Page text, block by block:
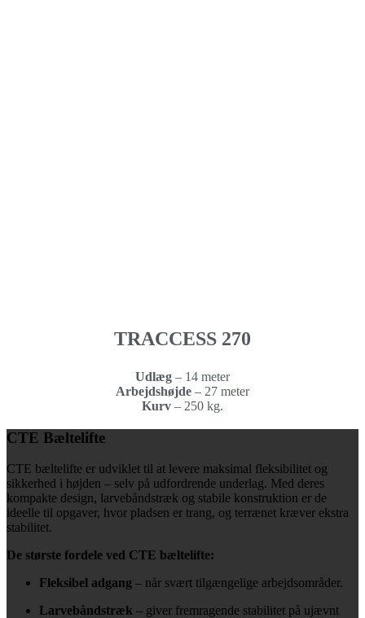
TRACCESS 270
Udlæg – 14 meter
Arbejdshøjde – 27 meter
Kurv – 250 kg.
CTE Bæltelifte
CTE bæltelifte er udviklet til at levere maksimal fleksibilitet og
sikkerhed i højden – selv på udfordrende underlag. Med deres
kompakte design, larvebåndstræk og stabile konstruktion er de
ideelle til opgaver, hvor pladsen er trang, og terrænet kræver ekstra
stabilitet.
De største fordele ved CTE bæltelifte:
Fleksibel adgang – når svært tilgængelige arbejdsområder.
Larvebåndstræk – giver fremragende stabilitet på ujævnt